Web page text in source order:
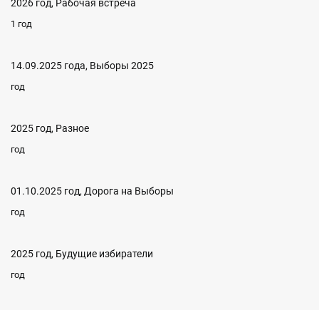
2026 год, Рабочая встреча
1 год
14.09.2025 года, Выборы 2025
год
2025 год, Разное
год
01.10.2025 год, Дорога на Выборы
год
2025 год, Будущие избиратели
год